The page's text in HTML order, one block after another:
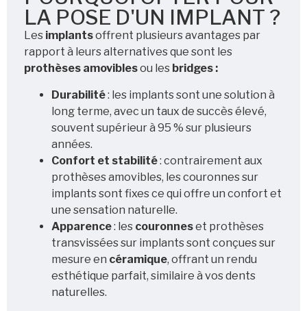
LA POSE D'UN IMPLANT ?
Les implantsoffrent plusieurs avantages par
rapport à leurs alternatives que sont les
prothèses amoviblesou les bridges :
Durabilité: les implants sont une solution à
long terme, avec un taux de succès élevé,
souvent supérieur à 95 % sur plusieurs
années.
Confort et stabilité: contrairement aux
prothèses amovibles, les couronnes sur
implants sont fixes ce qui offre un confort et
une sensation naturelle.
Apparence: les couronneset prothèses
transvissées sur implants sont conçues sur
mesure en céramique, offrant un rendu
esthétique parfait, similaire à vos dents
naturelles.